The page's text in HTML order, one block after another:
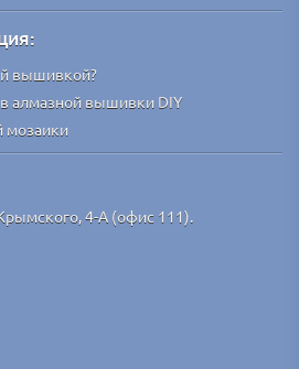
вышивкой?
алмазной вышивки DIY
мозаики
4-А (офис 111).